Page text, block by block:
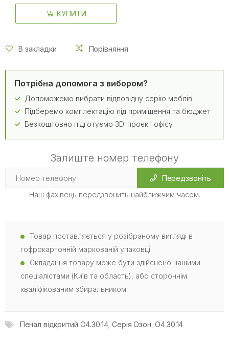
КУПИТИ
В закладки Порівняння
Потрібна допомога з вибором?
Допоможемо вибрати відповідну серію меблів
Підберемо комплектацію під приміщення та бюджет
Безкоштовно підготуємо 3D-проєкт офісу
Залиште номер телефону
Передзвоніть
Наш фахівець передзвонить найближчим часом.
Товар поставляється у розібраному вигляді в
гофрокартонній маркованій упаковці.
Складання товару може бути здійснено нашими
спеціалістами (Київ та область), або стороннім
кваліфікованим збиральником.
Пенал відкритий O4.30.14,Серія Озон ,O4.30.14